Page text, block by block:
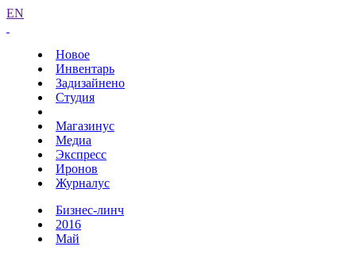
EN
Новое
Инвентарь
Задизайнено
Студия
Магазинус
Медиа
Экспресс
Иронов
Журналус
Бизнес-линч
2016
Май